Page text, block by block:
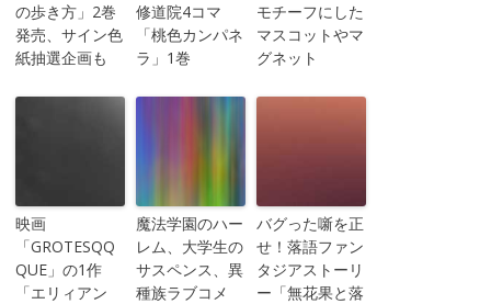
の歩き方」2巻
発売、サイン色
紙抽選企画も
修道院4コマ
「桃色カンパネ
ラ」1巻
モチーフにした
マスコットやマ
グネット
映画
「GROTESQQ
QUE」の1作
「エリィアン
魔法学園のハー
レム、大学生の
サスペンス、異
種族ラブコメ
バグった噺を正
せ！落語ファン
タジアストーリ
ー「無花果と落